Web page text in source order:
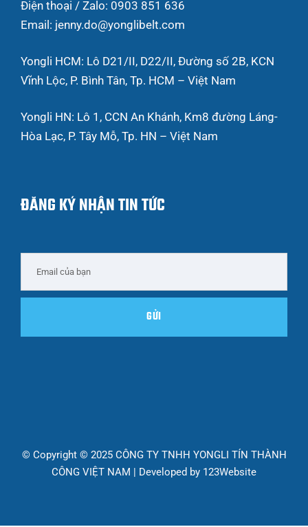
Điện thoại / Zalo: 0903 851 636
Email: jenny.do@yonglibelt.com
Yongli HCM: Lô D21/II, D22/II, Đường số 2B, KCN
Vĩnh Lộc, P. Bình Tân, Tp. HCM – Việt Nam
Yongli HN: Lô 1, CCN An Khánh, Km8 đường Láng-
Hòa Lạc, P. Tây Mỗ, Tp. HN – Việt Nam
ĐĂNG KÝ NHẬN TIN TỨC
© Copyright © 2025 CÔNG TY TNHH YONGLI TÍN THÀNH
CÔNG VIỆT NAM | Developed by 123Website